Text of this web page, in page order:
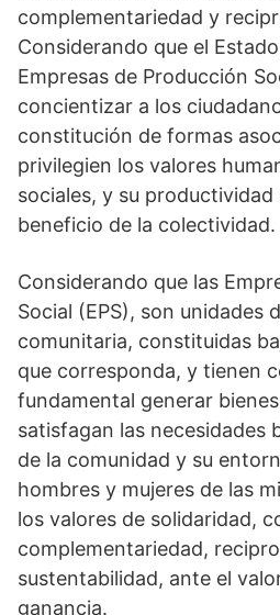
complementariedad y
Considerando que el
Empresas de Producción
concientizar a los
constitución de formas
privilegien los valores
sociales, y su productividad
beneficio de la colectividad.
Considerando que las
Social (EPS), son unidades
comunitaria, constituidas
que corresponda, y tienen
fundamental generar
satisfagan las necesidades
de la comunidad y su
hombres y mujeres de las
los valores de solidaridad,
complementariedad,
sustentabilidad, ante el
ganancia.